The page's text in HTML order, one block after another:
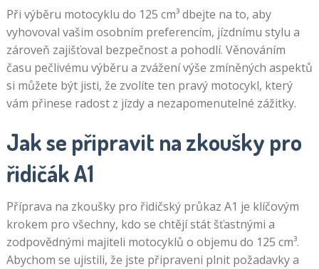
Při výběru motocyklu do 125 cm³ dbejte na to, aby
vyhovoval vašim osobním preferencím, jízdnímu stylu a
zároveň zajišťoval bezpečnost a pohodlí. Věnováním
času pečlivému výběru a zvážení výše zmíněných aspektů
si můžete být jisti, že zvolíte ten pravý motocykl, který
vám přinese radost z jízdy a nezapomenutelné zážitky.
Jak se připravit na zkoušky pro
řidičák A1
Příprava na zkoušky pro řidičský průkaz A1 je klíčovým
krokem pro všechny, kdo se chtějí stát šťastnými a
zodpovědnými majiteli motocyklů o objemu do 125 cm³.
Abychom se ujistili, že jste připraveni plnit požadavky a